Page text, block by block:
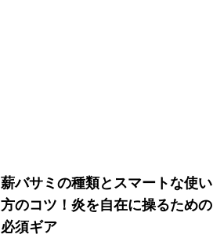
薪バサミの種類とスマートな使い
方のコツ！炎を自在に操るための
必須ギア